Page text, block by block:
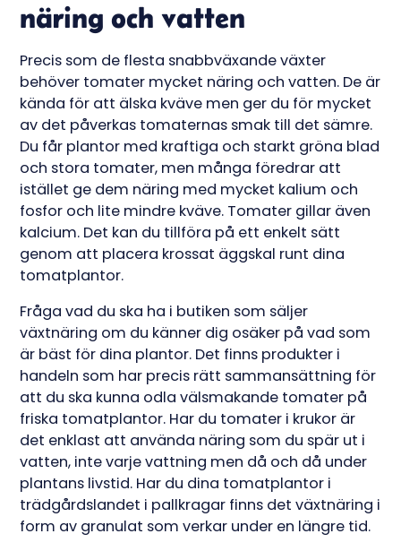
näring och vatten
Precis som de flesta snabbväxande växter
behöver tomater mycket näring och vatten. De är
kända för att älska kväve men ger du för mycket
av det påverkas tomaternas smak till det sämre.
Du får plantor med kraftiga och starkt gröna blad
och stora tomater, men många föredrar att
istället ge dem näring med mycket kalium och
fosfor och lite mindre kväve. Tomater gillar även
kalcium. Det kan du tillföra på ett enkelt sätt
genom att placera krossat äggskal runt dina
tomatplantor.
Fråga vad du ska ha i butiken som säljer
växtnäring om du känner dig osäker på vad som
är bäst för dina plantor. Det finns produkter i
handeln som har precis rätt sammansättning för
att du ska kunna odla välsmakande tomater på
friska tomatplantor. Har du tomater i krukor är
det enklast att använda näring som du spär ut i
vatten, inte varje vattning men då och då under
plantans livstid. Har du dina tomatplantor i
trädgårdslandet i pallkragar finns det växtnäring i
form av granulat som verkar under en längre tid.